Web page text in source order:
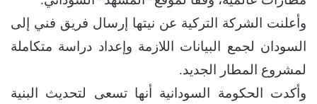
وأعلنت الشركة التركية عن نيتها إرسال فريق فني إلى
السودان لجمع البيانات اللازمة وإعداد دراسة متكاملة
لمشروع المطار الجديد.
وأكدت الحكومة السودانية أنها تسعى لتحديث البنية